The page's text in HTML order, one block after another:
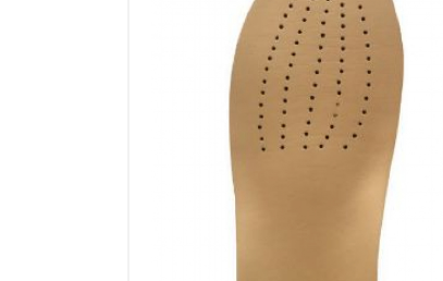
Darčekové poukazy